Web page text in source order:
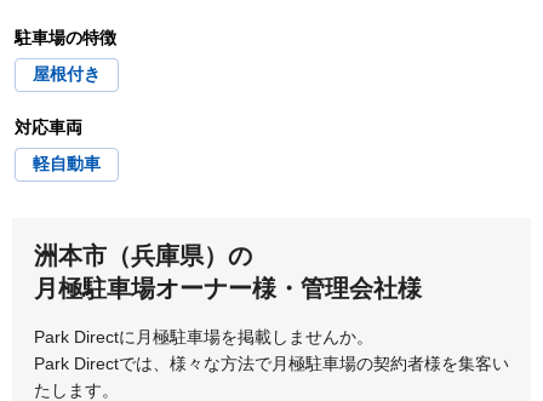
小野市
加古郡稲美町
加西市
神崎郡市川町
神戸市須磨区 神戸市垂水区
豊岡市
駐車場の特徴
屋根付き
対応車両
軽自動車
洲本市（兵庫県）の
月極駐車場オーナー様・管理会社様
Park Directに月極駐車場を掲載しませんか。
Park Directでは、様々な方法で月極駐車場の契約者様を集客い
たします。